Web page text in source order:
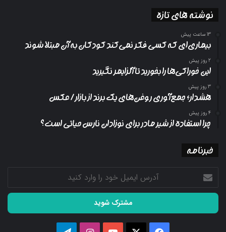
نوشته های تازه
13 ساعت پیش
بیماری‌ای که کسی فکر نمی‌کند کودکان به آن مبتلا شوند
2 روز پیش
این خوراکی‌ها را بخورید تا آلزایمر نگیرید
3 روز پیش
هشدار؛ جمع‌آوری روغن‌های یک برند از بازار/ عکس
4 روز پیش
چرا استفاده از شیر مادر برای نوزادان نارس حیاتی است؟
خبرنامه
آدرس
ایمیل
خود
وارد